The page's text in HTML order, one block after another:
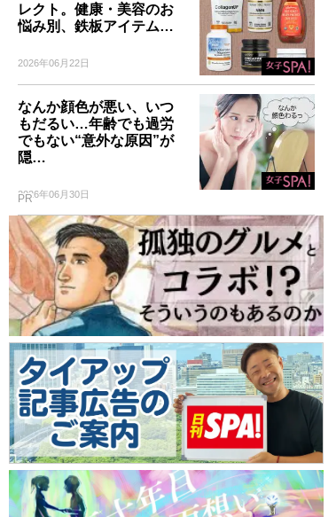
レクト。健康・美容のお
悩み別、鉄板アイテム…
2026年06月22日
なんか顔色が悪い、いつ
もだるい…年齢でも過労
でもない“意外な原因”が
隠…
2026年06月30日
PR